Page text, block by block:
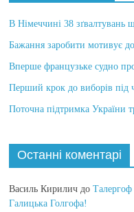
В Німеччині 38 зґвалтувань
Бажання заробити мотивує
Вперше французьке судно
Перший крок до виборів під
Поточна підтримка України
Останні коментарі
Василь Кирилич до Талергоф
Галицька Голгофа!